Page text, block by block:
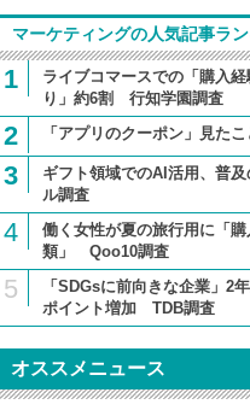
マーケティングの人気記事ラ
1
ライブコマースでの「購入
り」約6割 行知学園調査
2 「アプリのクーポン」見た
3
ギフト領域でのAI活用、普
ル調査
4
働く女性が夏の旅行用に「
類」 Qoo10調査
5
「SDGsに前向きな企業」2
ポイント増加 TDB調査
オススメニュース